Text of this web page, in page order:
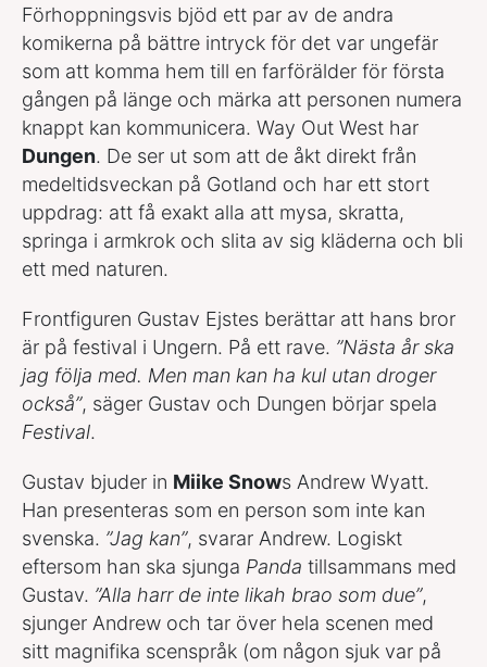
Förhoppningsvis bjöd ett par av de andra
komikerna på bättre intryck för det var ungefär
som att komma hem till en farförälder för första
gången på länge och märka att personen numera
knappt kan kommunicera. Way Out West har
Dungen. De ser ut som att de åkt direkt från
medeltidsveckan på Gotland och har ett stort
uppdrag: att få exakt alla att mysa, skratta,
springa i armkrok och slita av sig kläderna och bli
ett med naturen.
Frontfiguren Gustav Ejstes berättar att hans bror
är på festival i Ungern. På ett rave. ”Nästa år ska
jag följa med. Men man kan ha kul utan droger
också”, säger Gustav och Dungen börjar spela
Festival.
Gustav bjuder in Miike Snows Andrew Wyatt.
Han presenteras som en person som inte kan
svenska. ”Jag kan”, svarar Andrew. Logiskt
eftersom han ska sjunga Panda tillsammans med
Gustav. ”Alla harr de inte likah brao som due”,
sjunger Andrew och tar över hela scenen med
sitt magnifika scenspråk (om någon sjuk var på